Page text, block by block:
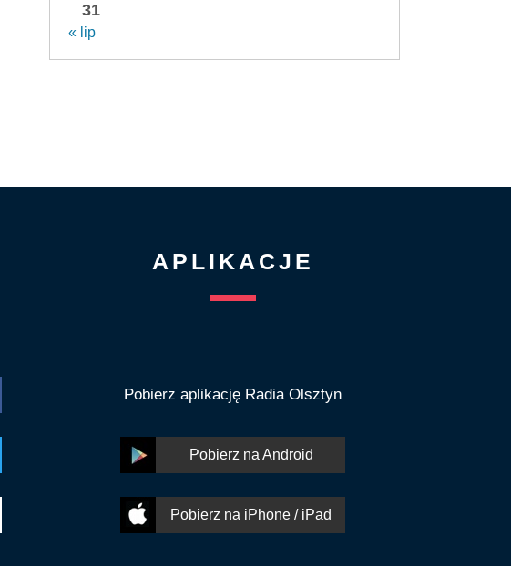
31
« lip
APLIKACJE
Pobierz aplikację Radia Olsztyn
Pobierz na Android
Pobierz na iPhone / iPad